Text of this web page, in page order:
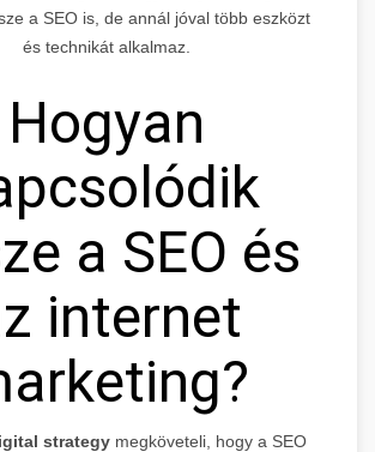
a SEO is, de annál jóval több eszközt
és technikát alkalmaz.
Hogyan
a SEO és
internet
strategy megköveteli, hogy a SEO